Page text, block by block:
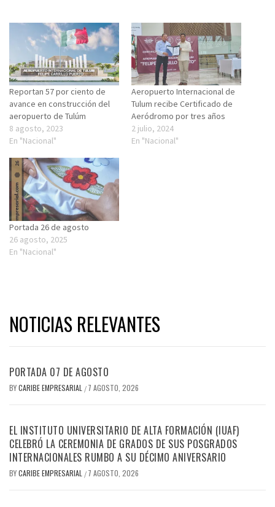
Reportan 57 por ciento de
avance en construcción del
aeropuerto de Tulúm
8 agosto, 2023
En "Nacional"
Aeropuerto Internacional de
Tulum recibe Certificado de
Aeródromo por tres años
2 julio, 2024
En "Nacional"
Portada 26 de agosto
26 agosto, 2025
En "Nacional"
NOTICIAS RELEVANTES
PORTADA 07 DE AGOSTO
BYCARIBE EMPRESARIAL / 7 AGOSTO, 2026
EL INSTITUTO UNIVERSITARIO DE ALTA FORMACIÓN (IUAF)
CELEBRÓ LA CEREMONIA DE GRADOS DE SUS POSGRADOS
INTERNACIONALES RUMBO A SU DÉCIMO ANIVERSARIO
BYCARIBE EMPRESARIAL / 7 AGOSTO, 2026